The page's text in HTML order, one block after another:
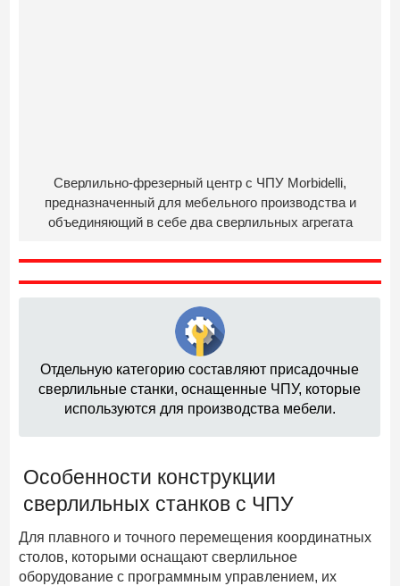
Сверлильно-фрезерный центр с ЧПУ Morbidelli,
предназначенный для мебельного производства и
объединяющий в себе два сверлильных агрегата
Отдельную категорию составляют присадочные
сверлильные станки, оснащенные ЧПУ, которые
используются для производства мебели.
Особенности конструкции
сверлильных станков с ЧПУ
Для плавного и точного перемещения координатных
столов, которыми оснащают сверлильное
оборудование с программным управлением, их